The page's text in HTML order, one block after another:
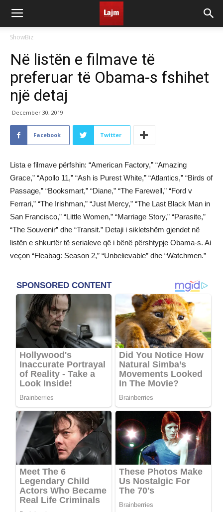
ShowBiz
Në listën e filmave të
preferuar të Obama-s fshihet
një detaj
December 30, 2019
Facebook Twitter
Lista e filmave përfshin: “American Factory,” “Amazing
Grace,” “Apollo 11,” “Ash is Purest White,” “Atlantics,” “Birds of
Passage,” “Booksmart,” “Diane,” “The Farewell,” “Ford v
Ferrari,” “The Irishman,” “Just Mercy,” “The Last Black Man in
San Francisco,” “Little Women,” “Marriage Story,” “Parasite,”
“The Souvenir” dhe “Transit.” Detaji i sikletshëm gjendet në
listën e shkurtër të serialeve që i bënë përshtypje Obama-s. Ai
veçon “Fleabag: Season 2,” “Unbelievable” dhe “Watchmen.”